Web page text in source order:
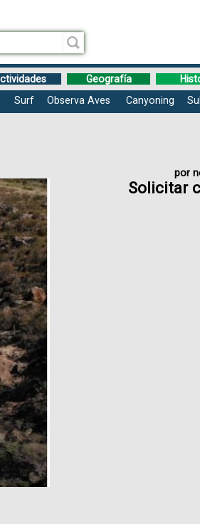
Geografía
Surf Observa Aves Canyoning
por
Solicitar